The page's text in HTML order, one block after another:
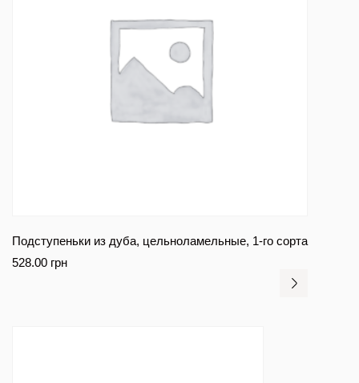
Подступеньки из дуба, цельноламельные, 1-го сорта
528.00 грн